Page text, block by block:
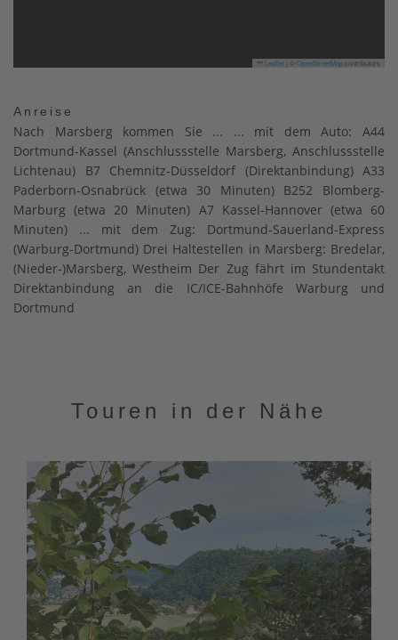
Leaflet OpenStreetMapcontributors
Anreise
Nach Marsberg kommen Sie ... ... mit dem Auto: A44
Dortmund-Kassel (Anschlussstelle Marsberg, Anschlussstelle
Lichtenau) B7 Chemnitz-Düsseldorf (Direktanbindung) A33
Paderborn-Osnabrück (etwa 30 Minuten) B252 Blomberg-
Marburg (etwa 20 Minuten) A7 Kassel-Hannover (etwa 60
Minuten) ... mit dem Zug: Dortmund-Sauerland-Express
(Warburg-Dortmund) Drei Haltestellen in Marsberg: Bredelar,
(Nieder-)Marsberg, Westheim Der Zug fährt im Stundentakt
Direktanbindung an die IC/ICE-Bahnhöfe Warburg und
Dortmund
Touren in der Nähe